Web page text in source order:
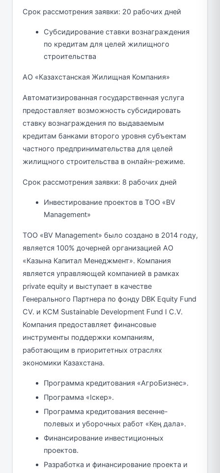
Срок рассмотрения заявки: 20 рабочих дней
Субсидирование ставки вознаграждения
по кредитам для целей жилищного
строительства
АО «Казахстанская Жилищная Компания»
Автоматизированная государственная услуга
предоставляет возможность субсидировать
ставку вознаграждения по выдаваемым
кредитам банками второго уровня субъектам
частного предпринимательства для целей
жилищного строительства в онлайн-режиме.
Срок рассмотрения заявки: 8 рабочих дней
Инвестирование проектов в ТОО «BV
Management»
ТОО «BV Management» было создано в 2014 году,
является 100% дочерней организацией АО
«Казына Капитал Менеджмент». Компания
является управляющей компанией в рамках
private equity и выступает в качестве
Генерального Партнера по фонду DBK Equity Fund
CV. и KCM Sustainable Development Fund I C.V.
Компания предоставляет финансовые
инструменты поддержки компаниям,
работающим в приоритетных отраслях
экономики Казахстана.
Программа кредитования «АгроБизнес».
Программа «Іскер».
Программа кредитования весенне-
полевых и уборочных работ «Кең дала».
Финансирование инвестиционных
проектов.
Разработка и финансирование проекта и